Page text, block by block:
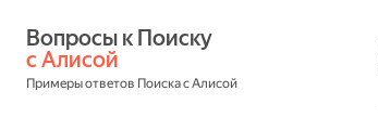
с Алисой
Примеры ответов Поиска с Алисой